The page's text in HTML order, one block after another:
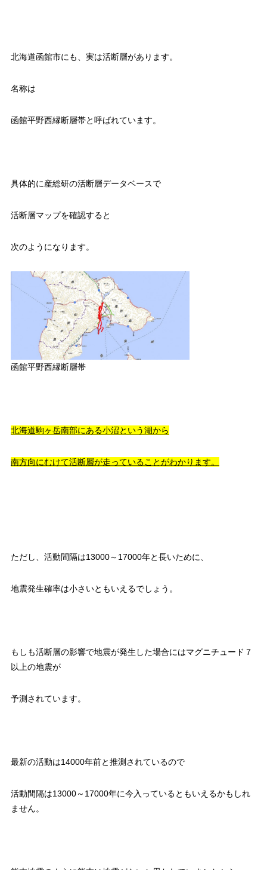
北海道函館市にも、実は活断層があります。
名称は
函館平野西縁断層帯と呼ばれています。
具体的に産総研の活断層データベースで
活断層マップを確認すると
次のようになります。
函館平野西縁断層帯
北海道駒ヶ岳南部にある小沼という湖から
南方向にむけて活断層が走っていることがわかります。
ただし、活動間隔は13000～17000年と長いために、
地震発生確率は小さいともいえるでしょう。
もしも活断層の影響で地震が発生した場合にはマグニチュード７
以上の地震が
予測されています。
最新の活動は14000年前と推測されているので
活動間隔は13000～17000年に今入っているともいえるかもしれ
ません。